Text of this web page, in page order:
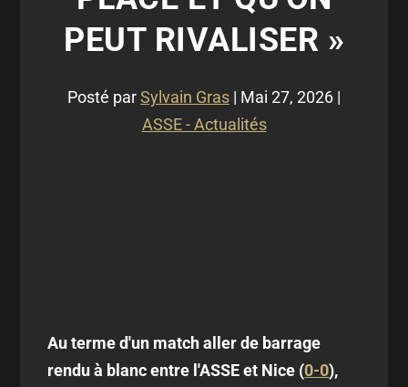
PEUT RIVALISER »
Posté parSylvain Gras | Mai 27, 2026 |
ASSE - Actualités
Au terme d'un match aller de barrage
rendu à blanc entre l'ASSE et Nice (0-0),